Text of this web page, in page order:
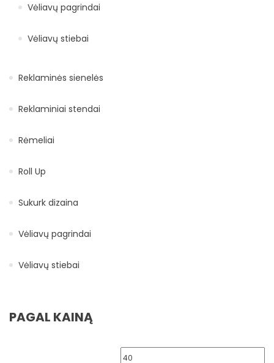
Vėliavų pagrindai
Vėliavų stiebai
Reklaminės sienelės
Reklaminiai stendai
Rėmeliai
Roll Up
Sukurk dizaina
Vėliavų pagrindai
Vėliavų stiebai
PAGAL KAINĄ
Min kaina